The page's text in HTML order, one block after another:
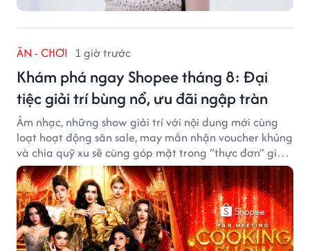
ĂN - CHƠI 1 giờ trước
Khám phá ngay Shopee tháng 8: Đại
tiệc giải trí bùng nổ, ưu đãi ngập tràn
Âm nhạc, những show giải trí với nội dung mới cùng
loạt hoạt động săn sale, may mắn nhận voucher khủng
và chia quỹ xu sẽ cùng góp mặt trong “thực đơn” giải
trí cuối tuần trên Shopee, diễn ra liên tiếp vào ngày
7/8 và 8/8.